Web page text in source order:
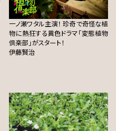
一ノ瀬ワタル主演！ 珍奇で奇怪な植
物に熱狂する異色ドラマ「変態植物
倶楽部」がスタート！
伊藤賢治